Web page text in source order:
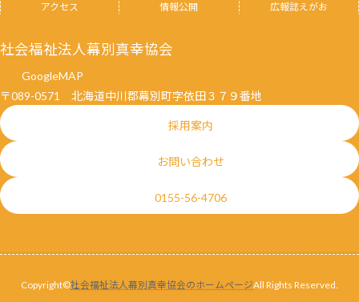
アクセス 情報公開 広報誌えがお
社会福祉法人幕別真幸協会
GoogleMAP
〒089-0571 北海道中川郡幕別町字依田３７９番地
採用案内
お問い合わせ
0155-56-4706
Copyright©社会福祉法人幕別真幸協会のホームページAll Rights Reserved.